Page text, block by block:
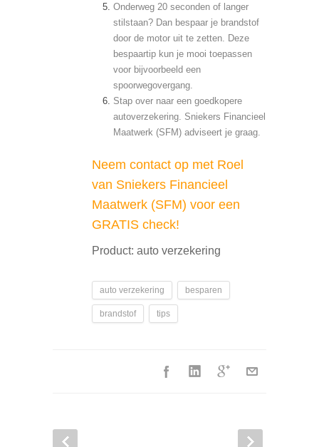
Onderweg 20 seconden of langer
stilstaan? Dan bespaar je brandstof
door de motor uit te zetten. Deze
bespaartip kun je mooi toepassen
voor bijvoorbeeld een
spoorwegovergang.
Stap over naar een goedkopere
autoverzekering. Sniekers Financieel
Maatwerk (SFM) adviseert je graag.
Neem contact op met Roel
van Sniekers Financieel
Maatwerk (SFM) voor een
GRATIS check!
Product: auto verzekering
auto verzekering besparen
brandstof tips